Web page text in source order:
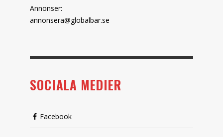
Annonser:
annonsera@globalbar.se
SOCIALA MEDIER
Facebook